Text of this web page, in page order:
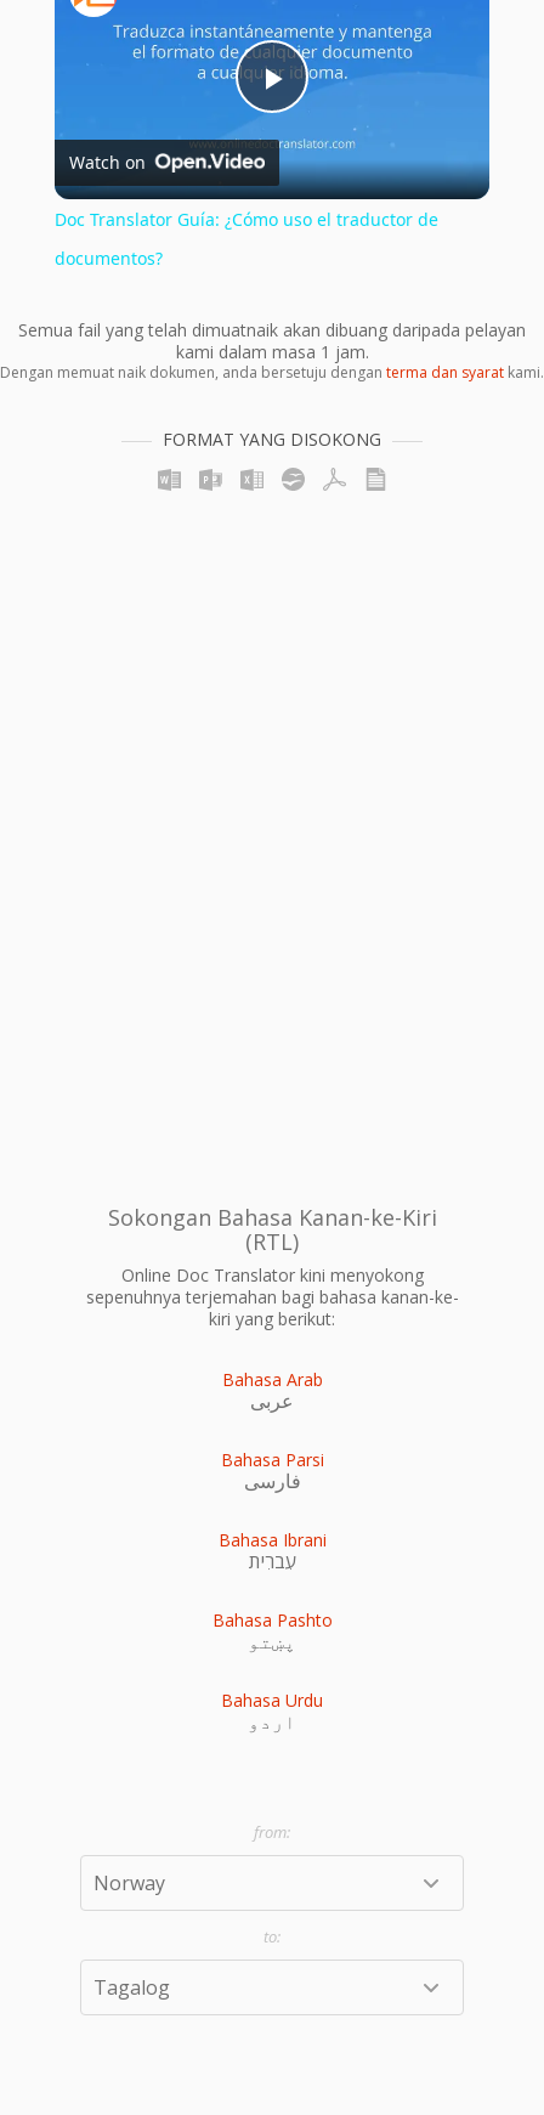
Play
Video
Watch on
Doc Translator Guía: ¿Cómo uso el traductor de
documentos?
Semua fail yang telah dimuatnaik akan dibuang daripada pelayan
kami dalam masa 1 jam.
Dengan memuat naik dokumen, anda bersetuju dengan terma dan syarat kami.
FORMAT YANG DISOKONG
Sokongan Bahasa Kanan-ke-Kiri
(RTL)
Online Doc Translator kini menyokong
sepenuhnya terjemahan bagi bahasa kanan-ke-
kiri yang berikut:
Bahasa Arab
عربى
Bahasa Parsi
فارسی
Bahasa Ibrani
עִברִית
Bahasa Pashto
پښتو
Bahasa Urdu
اردو